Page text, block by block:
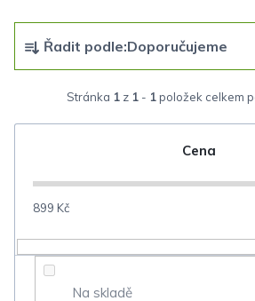
Stránka 1z 1- 1položek celkem
a
e
o
Řadit podle:Doporučujeme
Cena
899 Kč
Na skladě